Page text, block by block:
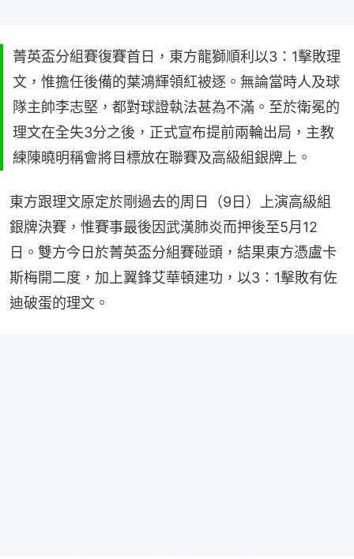
菁英盃分組賽復賽首日，東方龍獅順利以3：1擊敗理
文，惟擔任後備的葉鴻輝領紅被逐。無論當時人及球
隊主帥李志堅，都對球證執法甚為不滿。至於衛冕的
理文在全失3分之後，正式宣布提前兩輪出局，主教
練陳曉明稱會將目標放在聯賽及高級組銀牌上。
東方跟理文原定於剛過去的周日（9日）上演高級組
銀牌決賽，惟賽事最後因武漢肺炎而押後至5月12
日。雙方今日於菁英盃分組賽碰頭，結果東方憑盧卡
斯梅開二度，加上翼鋒艾華頓建功，以3：1擊敗有佐
迪破蛋的理文。